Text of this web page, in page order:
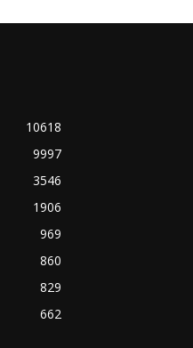
10618
9997
3546
1906
969
860
829
662